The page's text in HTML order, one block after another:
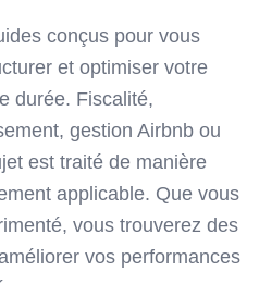
conçus pour vous
et optimiser votre
durée. Fiscalité,
gestion Airbnb ou
est traité de manière
applicable. Que vous
vous trouverez des
vos performances